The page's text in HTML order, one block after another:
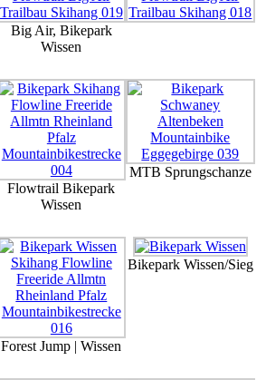
Big Air, Bikepark
Wissen
Flowtrail Bikepark
Wissen
MTB Sprungschanze
Forest Jump | Wissen
Bikepark Wissen/Sieg